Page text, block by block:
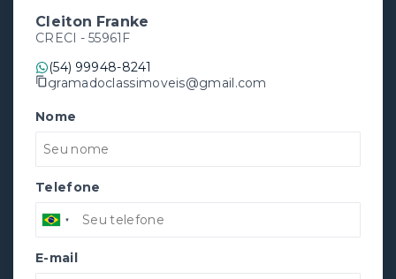
Cleiton Franke
CRECI - 55961F
(54) 99948-8241
gramadoclassimoveis@gmail.com
Nome
Telefone
E-mail